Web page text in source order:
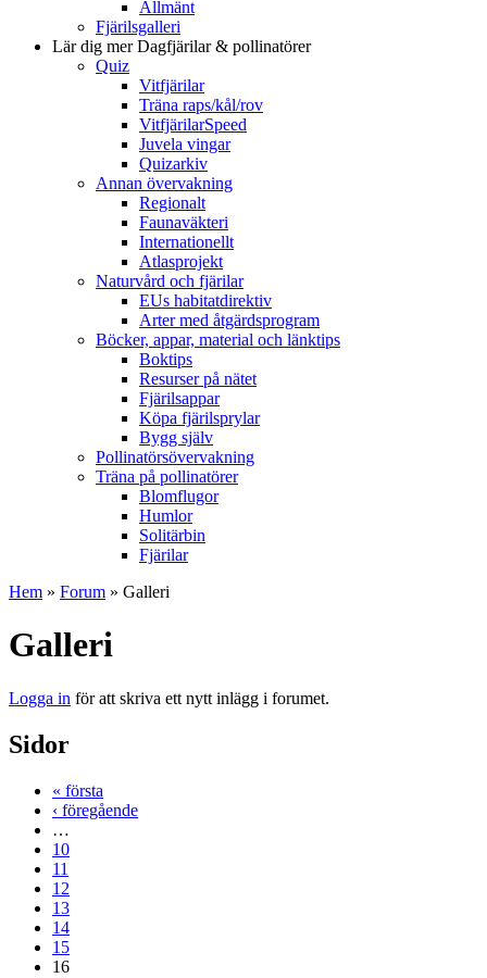
Allmänt
Fjärilsgalleri
Lär dig merDagfjärilar & pollinatörer
Quiz
Vitfjärilar
Träna raps/kål/rov
VitfjärilarSpeed
Juvela vingar
Quizarkiv
Annan övervakning
Regionalt
Faunaväkteri
Internationellt
Atlasprojekt
Naturvård och fjärilar
EUs habitatdirektiv
Arter med åtgärdsprogram
Böcker, appar, material och länktips
Boktips
Resurser på nätet
Fjärilsappar
Köpa fjärilsprylar
Bygg själv
Pollinatörsövervakning
Träna på pollinatörer
Blomflugor
Humlor
Solitärbin
Fjärilar
Hem » Forum » Galleri
Galleri
Logga in för att skriva ett nytt inlägg i forumet.
Sidor
« första
‹ föregående
…
10
11
12
13
14
15
16